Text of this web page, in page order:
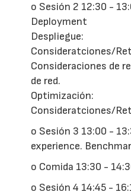
o Sesión 2 12:30 -
Deployment
Despliegue:
Consideratciones/
Consideraciones de
de red.
Optimización:
Consideratciones/
o Sesión 3 13:00 -
experience.
o Comida 13:30 -
o Sesión 4 14:45 -